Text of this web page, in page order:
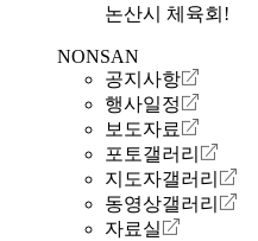
논산시 체육회!
NONSAN
공지사항
행사일정
보도자료
포토갤러리
지도자갤러리
동영상갤러리
자료실